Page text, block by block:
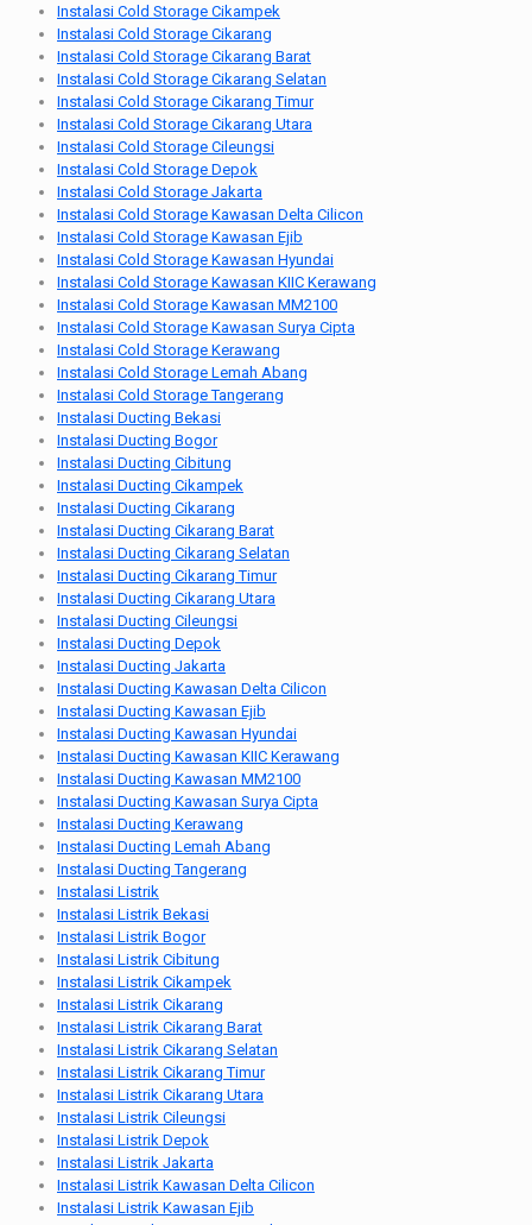
Instalasi Cold Storage Cikampek
Instalasi Cold Storage Cikarang
Instalasi Cold Storage Cikarang Barat
Instalasi Cold Storage Cikarang Selatan
Instalasi Cold Storage Cikarang Timur
Instalasi Cold Storage Cikarang Utara
Instalasi Cold Storage Cileungsi
Instalasi Cold Storage Depok
Instalasi Cold Storage Jakarta
Instalasi Cold Storage Kawasan Delta Cilicon
Instalasi Cold Storage Kawasan Ejib
Instalasi Cold Storage Kawasan Hyundai
Instalasi Cold Storage Kawasan KIIC Kerawang
Instalasi Cold Storage Kawasan MM2100
Instalasi Cold Storage Kawasan Surya Cipta
Instalasi Cold Storage Kerawang
Instalasi Cold Storage Lemah Abang
Instalasi Cold Storage Tangerang
Instalasi Ducting Bekasi
Instalasi Ducting Bogor
Instalasi Ducting Cibitung
Instalasi Ducting Cikampek
Instalasi Ducting Cikarang
Instalasi Ducting Cikarang Barat
Instalasi Ducting Cikarang Selatan
Instalasi Ducting Cikarang Timur
Instalasi Ducting Cikarang Utara
Instalasi Ducting Cileungsi
Instalasi Ducting Depok
Instalasi Ducting Jakarta
Instalasi Ducting Kawasan Delta Cilicon
Instalasi Ducting Kawasan Ejib
Instalasi Ducting Kawasan Hyundai
Instalasi Ducting Kawasan KIIC Kerawang
Instalasi Ducting Kawasan MM2100
Instalasi Ducting Kawasan Surya Cipta
Instalasi Ducting Kerawang
Instalasi Ducting Lemah Abang
Instalasi Ducting Tangerang
Instalasi Listrik
Instalasi Listrik Bekasi
Instalasi Listrik Bogor
Instalasi Listrik Cibitung
Instalasi Listrik Cikampek
Instalasi Listrik Cikarang
Instalasi Listrik Cikarang Barat
Instalasi Listrik Cikarang Selatan
Instalasi Listrik Cikarang Timur
Instalasi Listrik Cikarang Utara
Instalasi Listrik Cileungsi
Instalasi Listrik Depok
Instalasi Listrik Jakarta
Instalasi Listrik Kawasan Delta Cilicon
Instalasi Listrik Kawasan Ejib